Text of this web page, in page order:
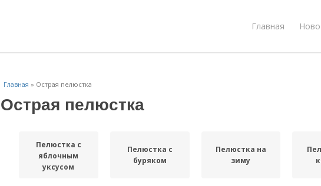
Главная
Главная » Острая пелюстка
Острая пелюстка
Пелюстка с
яблочным
уксусом
Пелюстка с
буряком
Пелюстка на
зиму